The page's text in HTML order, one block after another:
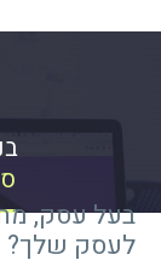
בעל עסק,
לעסק שלך?